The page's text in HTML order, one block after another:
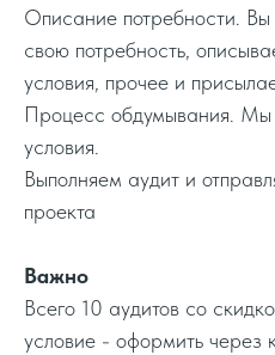
Описание потребности.
свою потребность,
условия, прочее и
Процесс обдумывания. Мы
условия.
Выполняем аудит и
проекта
Важно
Всего 10 аудитов со
условие - оформить через